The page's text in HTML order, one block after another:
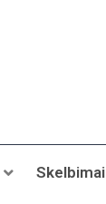
Skelbimai